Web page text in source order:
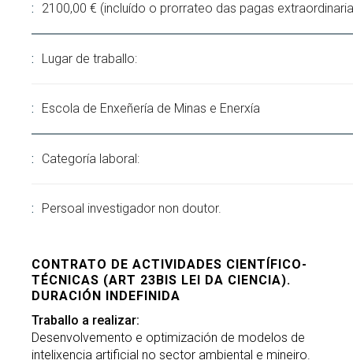
2100,00 € (incluído o prorrateo das pagas
Lugar de traballo:
Escola de Enxeñería de Minas e Enerxía
Categoría laboral:
Persoal investigador non doutor.
CONTRATO DE ACTIVIDADES CIENTÍFICO-
TÉCNICAS (ART 23BIS LEI DA CIENCIA).
DURACIÓN INDEFINIDA
Traballo a realizar:
Desenvolvemento e optimización de modelos de
intelixencia artificial no sector ambiental e mineiro.